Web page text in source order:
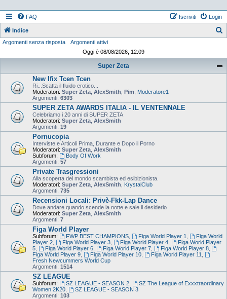
FAQ Login
Iscriviti
Indice
Argomenti senza risposta
Argomenti attivi
Oggi è 08/08/2026, 12:09
Super Zeta
New Ifix Tcen Tcen
Ri...Scatta il fluido erotico...
Moderatori: Super Zeta AlexSmith Pim
Moderatore1
Argomenti: 6303
SUPER ZETA AWARDS ITALIA - IL VENTENNALE
Celebriamo i 20 anni di SUPER ZETA
Moderatori: Super Zeta AlexSmith
Argomenti: 19
Pornucopia
Interviste e Articoli Prima, Durante e Dopo il Porno
Moderatori: Super Zeta AlexSmith
Subforum:
Body Of Work
Argomenti: 57
Private Trasgressioni
Alla scoperta del mondo scambista ed esibizionista.
Moderatori: Super Zeta AlexSmith
KrystalClub
Argomenti: 735
Recensioni Locali: Privè-Fkk-Lap Dance
Dove andare quando scende la notte e sale il desiderio
Moderatori: Super Zeta AlexSmith
Argomenti: 7
Figa World Player
Subforum: FWP BEST CHAMPIONS, Figa World Player 1
Figa World
Player 2
Figa World Player 3, Figa World Player 4,
Figa World Player
5
Figa World Player 6, Figa World Player 7, Figa World Player 8,
Figa World Player 9
Figa World Player 10, Figa World Player 11
Fresh Newcummers World Cup
Argomenti: 1514
SZ LEAGUE
Subforum: SZ LEAGUE - SEASON 2,
SZ The League of Exxxtraordinary
Women 2K20
SZ LEAGUE - SEASON 3
Argomenti: 103